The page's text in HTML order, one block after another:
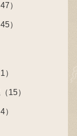
）
）
15）